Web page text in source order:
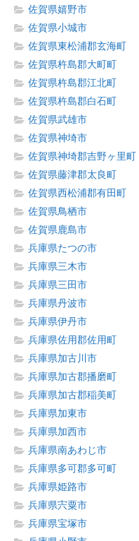
佐賀県嬉野市
佐賀県小城市
佐賀県東松浦郡玄海町
佐賀県杵島郡大町町
佐賀県杵島郡江北町
佐賀県杵島郡白石町
佐賀県武雄市
佐賀県神埼市
佐賀県神埼郡吉野ヶ里町
佐賀県藤津郡太良町
佐賀県西松浦郡有田町
佐賀県鳥栖市
佐賀県鹿島市
兵庫県たつの市
兵庫県三木市
兵庫県三田市
兵庫県丹波市
兵庫県伊丹市
兵庫県佐用郡佐用町
兵庫県加古川市
兵庫県加古郡播磨町
兵庫県加古郡稲美町
兵庫県加東市
兵庫県加西市
兵庫県南あわじ市
兵庫県多可郡多可町
兵庫県姫路市
兵庫県宍粟市
兵庫県宝塚市